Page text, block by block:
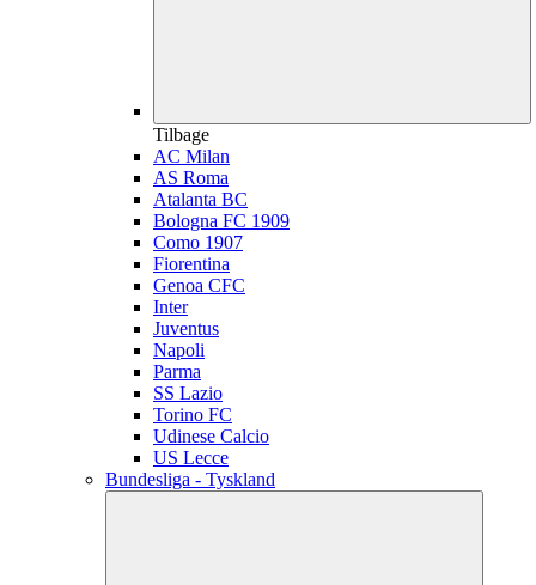
Tilbage
AC Milan
AS Roma
Atalanta BC
Bologna FC 1909
Como 1907
Fiorentina
Genoa CFC
Inter
Juventus
Napoli
Parma
SS Lazio
Torino FC
Udinese Calcio
US Lecce
Bundesliga - Tyskland